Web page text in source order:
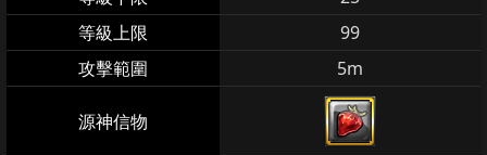
等級上限
99
攻擊範圍
5m
源神信物